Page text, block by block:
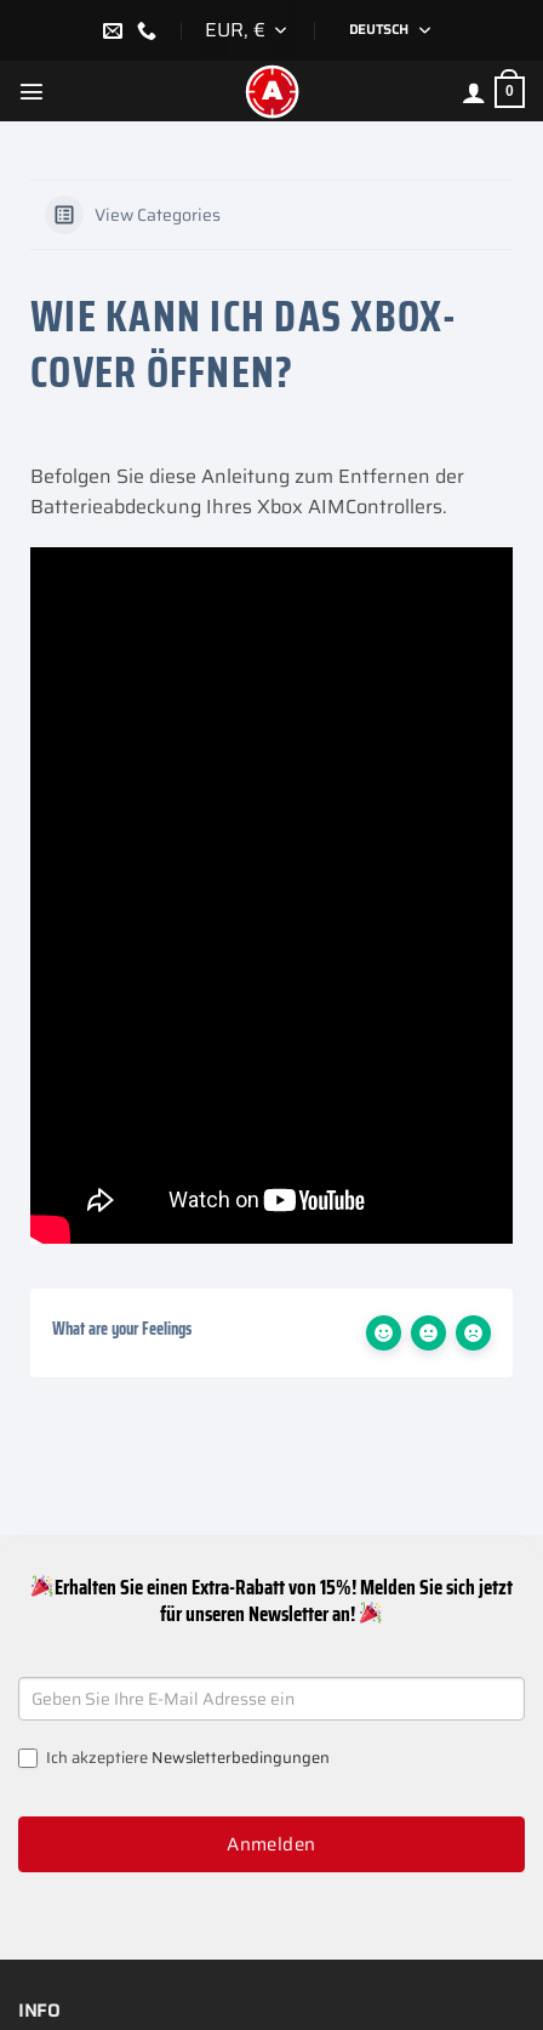
EUR, € DEUTSCH
0
View Categories
WIE KANN ICH DAS XBOX-
COVER ÖFFNEN?
Befolgen Sie diese Anleitung zum Entfernen der
Batterieabdeckung Ihres Xbox AIMControllers.
What are your Feelings
Erhalten Sie einen Extra-Rabatt von 15%! Melden Sie sich jetzt
für unseren Newsletter an!
NEWSLETTER
SIGNUP
Ich akzeptiereNewsletterbedingungen
Anmelden
INFO